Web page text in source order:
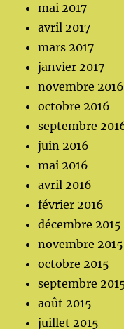
mai 2017
avril 2017
mars 2017
janvier 2017
novembre 2016
octobre 2016
septembre
juin 2016
mai 2016
avril 2016
février 2016
décembre 2015
novembre 2015
octobre 2015
septembre
août 2015
juillet 2015